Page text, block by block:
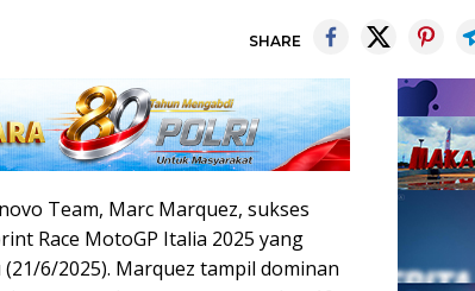
SHARE
Team, Marc Marquez, sukses
Race MotoGP Italia 2025 yang
6/2025). Marquez tampil dominan